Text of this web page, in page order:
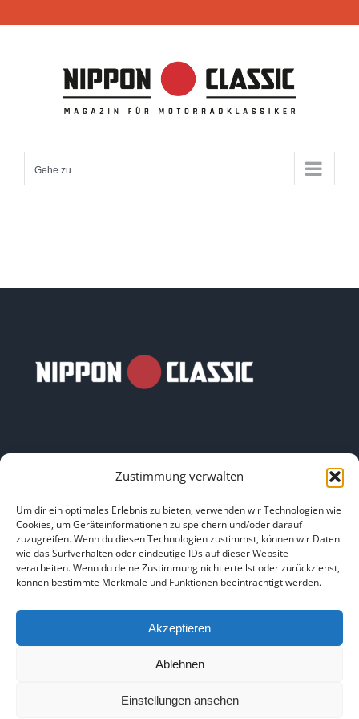
Zustimmung verwalten
Um dir ein optimales Erlebnis zu bieten, verwenden wir Technologien wie
Cookies, um Geräteinformationen zu speichern und/oder darauf
zuzugreifen. Wenn du diesen Technologien zustimmst, können wir Daten
wie das Surfverhalten oder eindeutige IDs auf dieser Website
verarbeiten. Wenn du deine Zustimmung nicht erteilst oder zurückziehst,
können bestimmte Merkmale und Funktionen beeinträchtigt werden.
Akzeptieren
Ablehnen
Einstellungen ansehen
Inhalt
Gehe zu ...
HOME|ÜBER UNS|IMPRESSUM |DATENSCHUTZ
BILDNACHWEISE
Copyright 2025